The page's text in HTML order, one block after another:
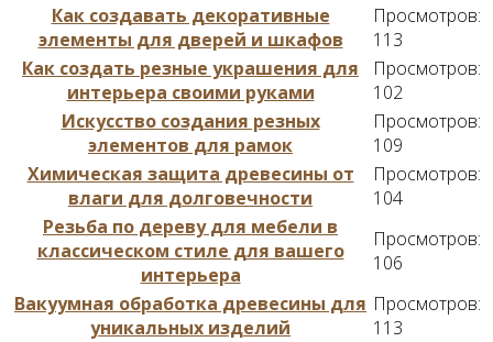
Как создавать декоративные
элементы для дверей и шкафов
Просмотров:
113
Как создать резные украшения для
интерьера своими руками
Просмотров:
102
Искусство создания резных
элементов для рамок
Просмотров:
109
Химическая защита древесины от
влаги для долговечности
Просмотров:
104
Резьба по дереву для мебели в
классическом стиле для вашего
интерьера
Просмотров:
106
Вакуумная обработка древесины для
уникальных изделий
Просмотров:
113